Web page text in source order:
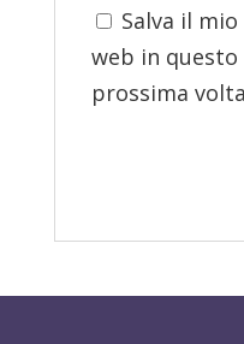
Salva il
web in
prossima